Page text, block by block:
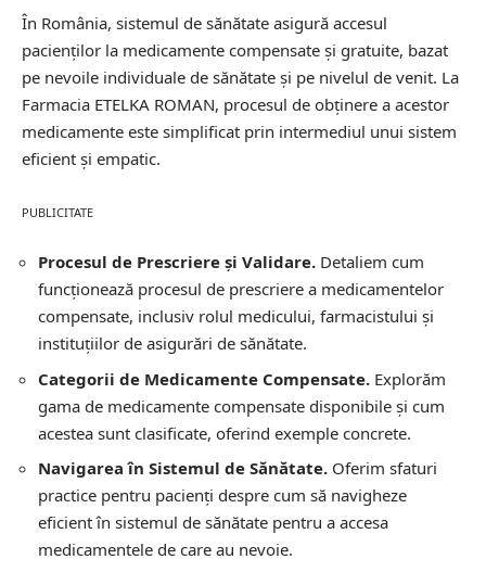
În România, sistemul de sănătate asigură accesul
pacienților la medicamente compensate și gratuite, bazat
pe nevoile individuale de sănătate și pe nivelul de venit. La
Farmacia ETELKA ROMAN, procesul de obținere a acestor
medicamente este simplificat prin intermediul unui sistem
eficient și empatic.
PUBLICITATE
Procesul de Prescriere și Validare. Detaliem cum
funcționează procesul de prescriere a medicamentelor
compensate, inclusiv rolul medicului, farmacistului și
instituțiilor de asigurări de sănătate.
Categorii de Medicamente Compensate. Explorăm
gama de medicamente compensate disponibile și cum
acestea sunt clasificate, oferind exemple concrete.
Navigarea în Sistemul de Sănătate. Oferim sfaturi
practice pentru pacienți despre cum să navigheze
eficient în sistemul de sănătate pentru a accesa
medicamentele de care au nevoie.